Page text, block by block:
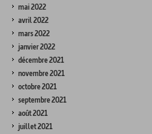
mai 2022
avril 2022
mars 2022
janvier 2022
décembre 2021
novembre 2021
octobre 2021
septembre 2021
août 2021
juillet 2021